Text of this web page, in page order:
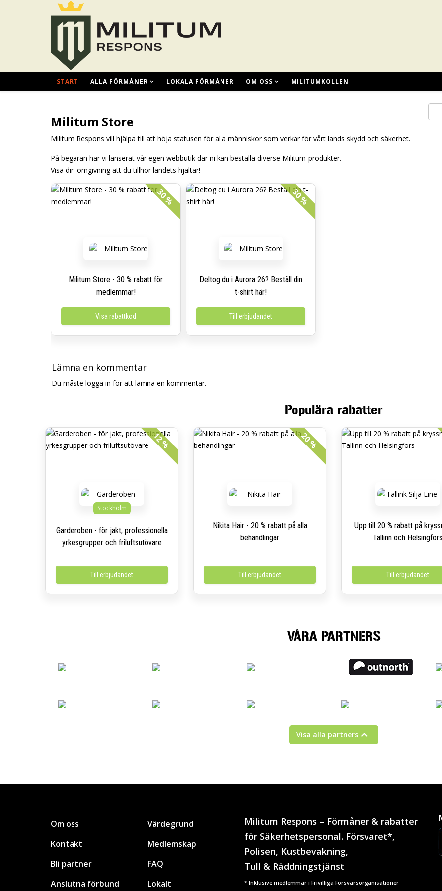
START ALLA FÖRMÅNER LOKALA FÖRMÅNER OM OSS MILITUMKOLLEN
Militum Store
Militum Respons vill hjälpa till att höja statusen för alla människor som verkar för vårt lands skydd och säkerhet.
På begäran har vi lanserat vår egen webbutik där ni kan beställa diverse Militum-produkter.
Visa din omgivning att du tillhör landets hjältar!
30 %
Militum Store - 30 % rabatt för
medlemmar!
Visa rabattkod
30 %
Deltog du i Aurora 26? Beställ din
t-shirt här!
Till erbjudandet
Lämna en kommentar
Du måste logga in för att lämna en kommentar.
Populära rabatter
12 %
Stockholm
Garderoben - för jakt, professionella
yrkesgrupper och friluftsutövare
Till erbjudandet
20 %
Nikita Hair - 20 % rabatt på alla
behandlingar
Till erbjudandet
Upp till 20 % rabatt på
Tallinn och Helsingfors
Till erbjudandet
VÅRA PARTNERS
Visa alla partners
Om oss
Kontakt
Bli partner
Anslutna förbund
Värdegrund
Medlemskap
FAQ
Lokalt
Militum Respons – Förmåner & rabatter
för Säkerhetspersonal. Försvaret*,
Polisen, Kustbevakning,
Tull & Räddningstjänst
* Inklusive medlemmar i Frivilliga Försvarsorganisationer